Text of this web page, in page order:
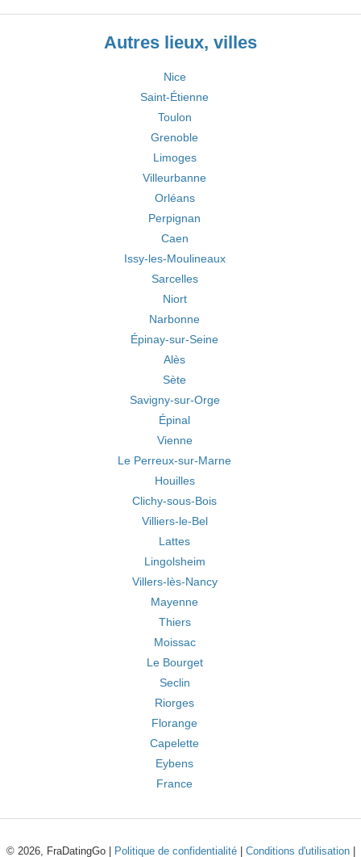
Autres lieux, villes
Nice
Saint-Étienne
Toulon
Grenoble
Limoges
Villeurbanne
Orléans
Perpignan
Caen
Issy-les-Moulineaux
Sarcelles
Niort
Narbonne
Épinay-sur-Seine
Alès
Sète
Savigny-sur-Orge
Épinal
Vienne
Le Perreux-sur-Marne
Houilles
Clichy-sous-Bois
Villiers-le-Bel
Lattes
Lingolsheim
Villers-lès-Nancy
Mayenne
Thiers
Moissac
Le Bourget
Seclin
Riorges
Florange
Capelette
Eybens
France
© 2026, FraDatingGo | Politique de confidentialité| Conditions d'utilisation|